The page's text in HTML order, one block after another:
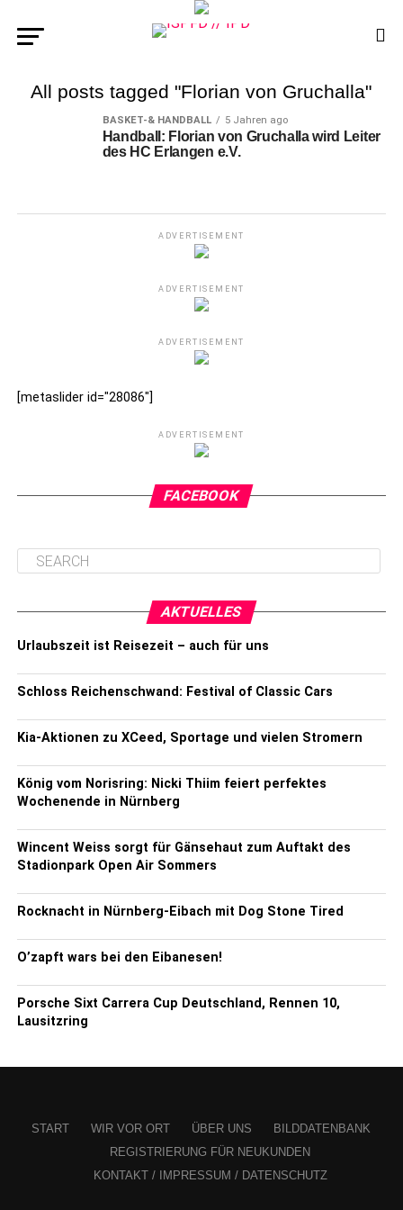
All posts tagged "Florian von Gruchalla"
BASKET-& HANDBALL 5 Jahren ago
Handball: Florian von Gruchalla wird Leiter
des HC Erlangen e.V.
ADVERTISEMENT
ADVERTISEMENT
ADVERTISEMENT
[metaslider id="28086"]
ADVERTISEMENT
FACEBOOK
AKTUELLES
Urlaubszeit ist Reisezeit – auch für uns
Schloss Reichenschwand: Festival of Classic Cars
Kia-Aktionen zu XCeed, Sportage und vielen Stromern
König vom Norisring: Nicki Thiim feiert perfektes
Wochenende in Nürnberg
Wincent Weiss sorgt für Gänsehaut zum Auftakt des
Stadionpark Open Air Sommers
Rocknacht in Nürnberg-Eibach mit Dog Stone Tired
O’zapft wars bei den Eibanesen!
Porsche Sixt Carrera Cup Deutschland, Rennen 10,
Lausitzring
START WIR VOR ORT ÜBER UNS
BILDDATENBANK
REGISTRIERUNG FÜR NEUKUNDEN
KONTAKT / IMPRESSUM / DATENSCHUTZ